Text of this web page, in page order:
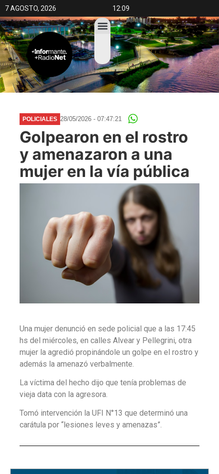
7 AGOSTO, 2026 12:09
POLICIALES 28/05/2026 - 07:47:21
Golpearon en el rostro
y amenazaron a una
mujer en la vía pública
Una mujer denunció en sede policial que a las 17:45
hs del miércoles, en calles Alvear y Pellegrini, otra
mujer la agredió propinándole un golpe en el rostro y
además la amenazó verbalmente.
La víctima del hecho dijo que tenía problemas de
vieja data con la agresora.
Tomó intervención la UFI N°13 que determinó una
carátula por “lesiones leves y amenazas”.